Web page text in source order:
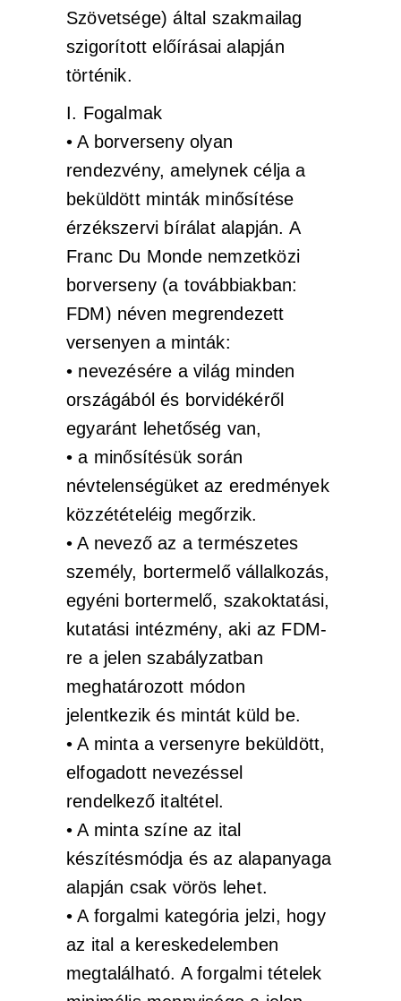
Szövetsége) által szakmailag
szigorított előírásai alapján
történik.
I. Fogalmak
• A borverseny olyan
rendezvény, amelynek célja a
beküldött minták minősítése
érzékszervi bírálat alapján. A
Franc Du Monde nemzetközi
borverseny (a továbbiakban:
FDM) néven megrendezett
versenyen a minták:
• nevezésére a világ minden
országából és borvidékéről
egyaránt lehetőség van,
• a minősítésük során
névtelenségüket az eredmények
közzétételéig megőrzik.
• A nevező az a természetes
személy, bortermelő vállalkozás,
egyéni bortermelő, szakoktatási,
kutatási intézmény, aki az FDM-
re a jelen szabályzatban
meghatározott módon
jelentkezik és mintát küld be.
• A minta a versenyre beküldött,
elfogadott nevezéssel
rendelkező italtétel.
• A minta színe az ital
készítésmódja és az alapanyaga
alapján csak vörös lehet.
• A forgalmi kategória jelzi, hogy
az ital a kereskedelemben
megtalálható. A forgalmi tételek